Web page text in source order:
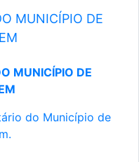
MUNICÍPIO DE
MUNICÍPIO DE
do Município de